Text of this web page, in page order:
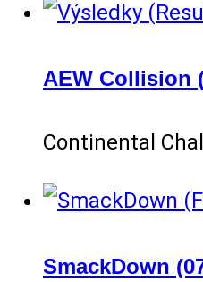
AEW Collision
Continental
SmackDown